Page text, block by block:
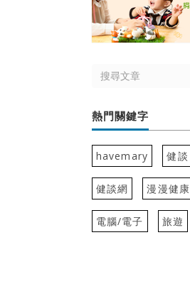
熱門關鍵字
havemary 健談
健談網 漫漫健康
電腦/電子 旅遊